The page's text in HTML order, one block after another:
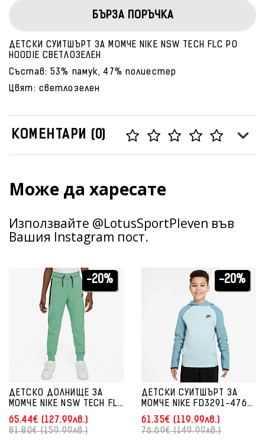
БЪРЗА ПОРЪЧКА
ДЕТСКИ СУИТШЪРТ ЗА МОМЧЕ NIKE NSW TECH FLC PO
HOODIE СВЕТЛОЗЕЛЕН
Състав: 53% памук, 47% полиестер
Цвят: светлозелен
КОМЕНТАРИ (0)
Може да харесате
Използвайте @LotusSportPleven във
Вашия Instagram пост.
-20%
ДЕТСКО ДОЛНИЩЕ ЗА
МОМЧЕ NIKE NSW TECH FLC
PANT СВЕТЛОЗЕЛЕНО
65.44€ (127.99лв.)
81.80€ (159.99лв.)
-20%
ДЕТСКИ СУИТШЪРТ ЗА
МОМЧЕ NIKE FD3291-476
NSW TECH FLC PO HOODIE
СВЕТЛОСИН
61.35€ (119.99лв.)
76.69€ (149.99лв.)